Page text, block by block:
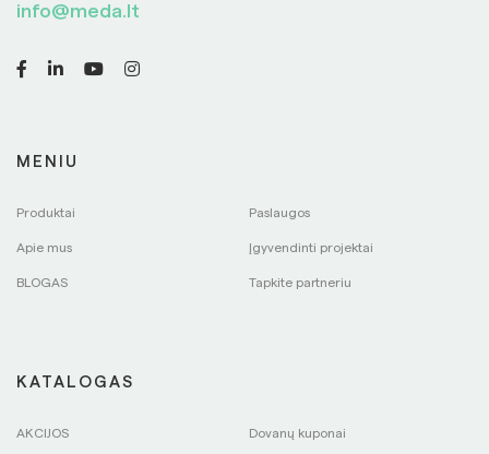
info@meda.lt
MENIU
Produktai Paslaugos
Apie mus Įgyvendinti projektai
BLOGAS Tapkite partneriu
KATALOGAS
AKCIJOS Dovanų kuponai